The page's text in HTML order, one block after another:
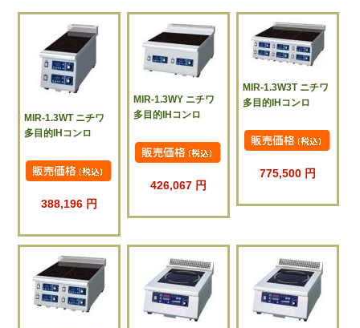
MIR-1.3WT ニチワ
多目的IHコンロ
388,196 円
MIR-1.3WY ニチワ
多目的IHコンロ
426,067 円
MIR-1.3W3T ニチワ
多目的IHコンロ
775,500 円